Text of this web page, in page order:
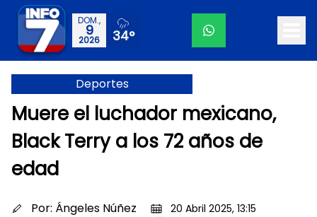
DOM.,
9
2026 34°
Deportes
Muere el luchador mexicano,
Black Terry a los 72 años de
edad
Por: Ángeles Núñez
20 Abril 2025, 13:15